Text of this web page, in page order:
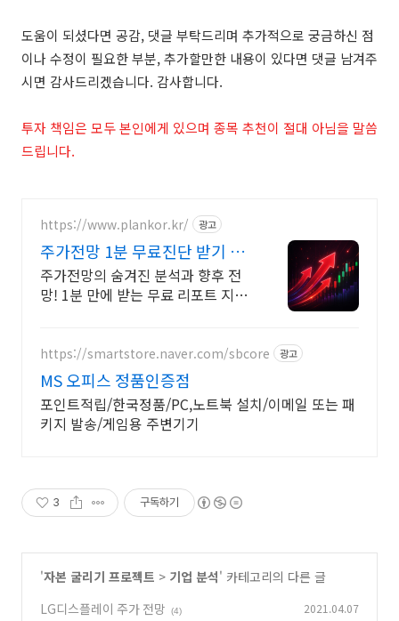
도움이 되셨다면 공감, 댓글 부탁드리며 추가적으로 궁금하신 점
이나 수정이 필요한 부분, 추가할만한 내용이 있다면 댓글 남겨주
시면 감사드리겠습니다. 감사합니다.
투자 책임은 모두 본인에게 있으며 종목 추천이 절대 아님을 말씀
드립니다.
https://www.plankor.kr/ 광고
주가전망 1분 무료진단 받기 가
입즉시 무료리포트 100%
주가전망의 숨겨진 분석과 향후 전
망! 1분 만에 받는 무료 리포트 지금
https://smartstore.naver.com/sbcore 광고
MS 오피스 정품인증점
포인트적립/한국정품/PC,노트북 설치/이메일 또는 패
키지 발송/게임용 주변기기
3 구독하기
'자본 굴리기 프로젝트 > 기업 분석' 카테고리의 다른 글
LG디스플레이 주가 전망
(4) 2021.04.07